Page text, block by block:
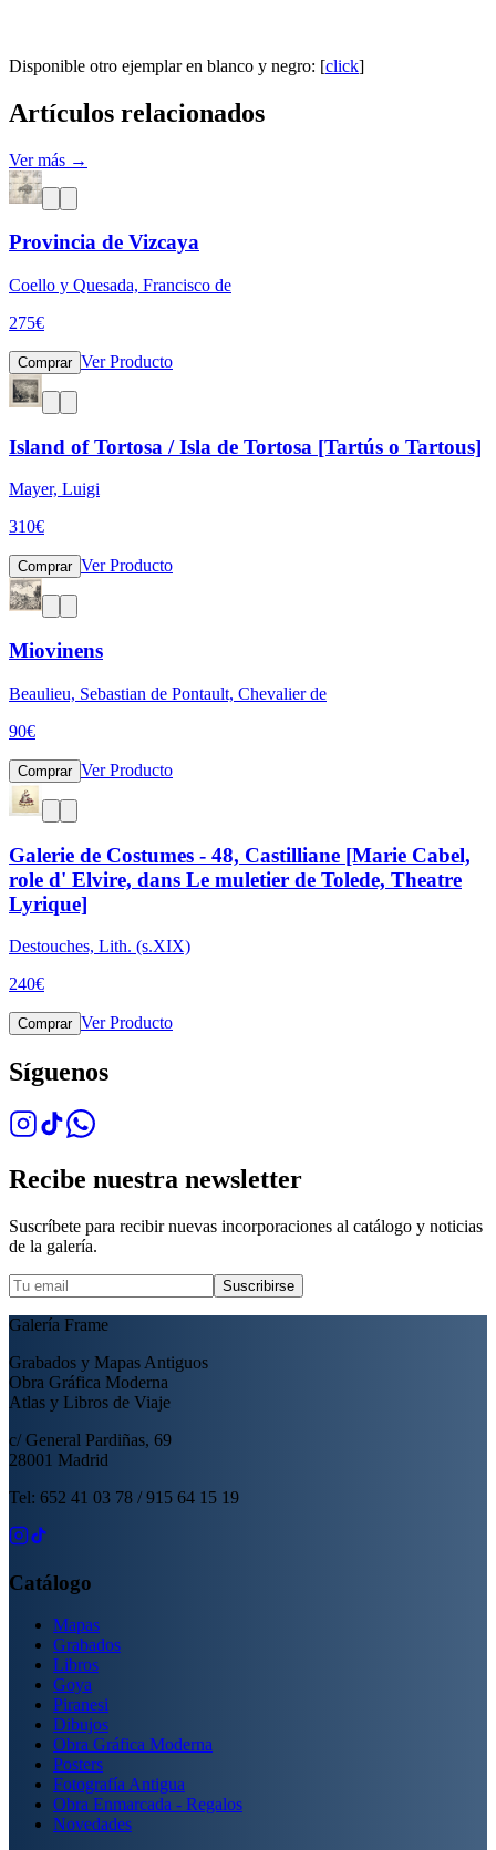
Disponible otro ejemplar en blanco y negro: [click]
Artículos relacionados
Ver más →
Provincia de Vizcaya
Coello y Quesada, Francisco de
275€
Comprar Ver Producto
Island of Tortosa / Isla de Tortosa [Tartús o Tartous]
Mayer, Luigi
310€
Comprar Ver Producto
Miovinens
Beaulieu, Sebastian de Pontault, Chevalier de
90€
Comprar Ver Producto
Galerie de Costumes - 48, Castilliane [Marie Cabel,
role d' Elvire, dans Le muletier de Tolede, Theatre
Lyrique]
Destouches, Lith. (s.XIX)
240€
Comprar Ver Producto
Síguenos
Recibe nuestra newsletter
Suscríbete para recibir nuevas incorporaciones al catálogo y noticias
de la galería.
Suscribirse
Galería Frame
Grabados y Mapas Antiguos
Obra Gráfica Moderna
Atlas y Libros de Viaje
c/ General Pardiñas, 69
28001 Madrid
Tel: 652 41 03 78 / 915 64 15 19
Catálogo
Mapas
Grabados
Libros
Goya
Piranesi
Dibujos
Obra Gráfica Moderna
Posters
Fotografía Antigua
Obra Enmarcada - Regalos
Novedades